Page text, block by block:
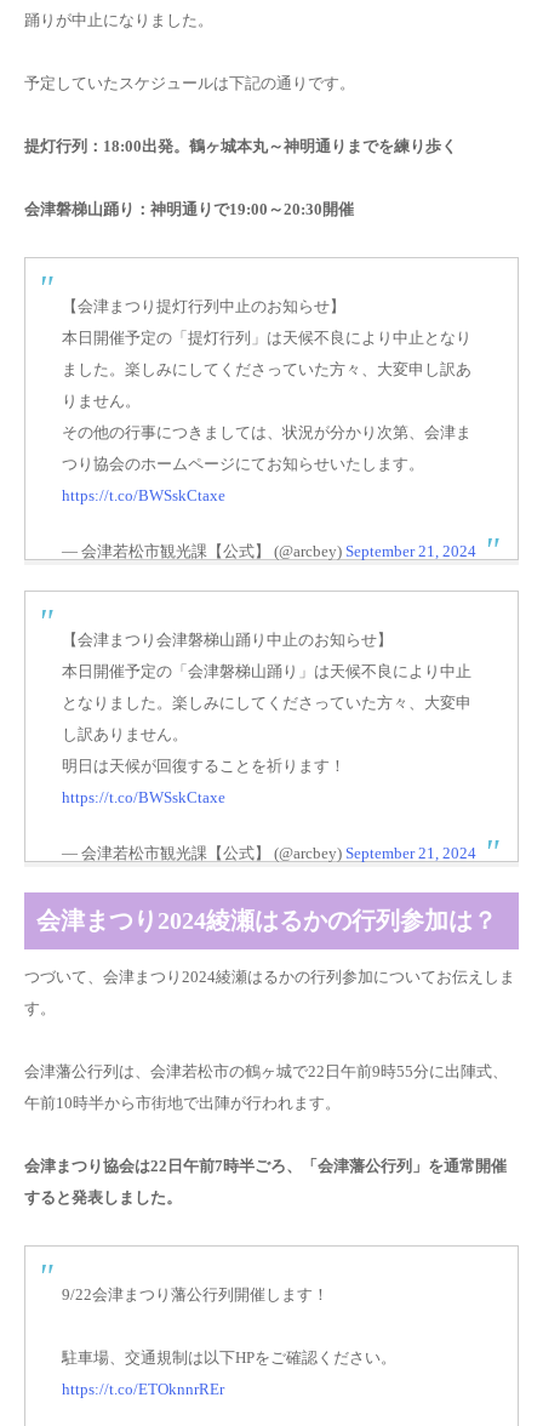
踊りが中止になりました。
予定していたスケジュールは下記の通りです。
提灯行列：18:00出発。鶴ヶ城本丸～神明通りまでを練り歩く
会津磐梯山踊り：神明通りで19:00～20:30開催
【会津まつり提灯行列中止のお知らせ】
本日開催予定の「提灯行列」は天候不良により中止となり
ました。楽しみにしてくださっていた方々、大変申し訳あ
りません。
その他の行事につきましては、状況が分かり次第、会津ま
つり協会のホームページにてお知らせいたします。
https://t.co/BWSskCtaxe
— 会津若松市観光課【公式】 (@arcbey) September 21, 2024
【会津まつり会津磐梯山踊り中止のお知らせ】
本日開催予定の「会津磐梯山踊り」は天候不良により中止
となりました。楽しみにしてくださっていた方々、大変申
し訳ありません。
明日は天候が回復することを祈ります！
https://t.co/BWSskCtaxe
— 会津若松市観光課【公式】 (@arcbey) September 21, 2024
会津まつり2024綾瀬はるかの行列参加は？
つづいて、会津まつり2024綾瀬はるかの行列参加についてお伝えしま
す。
会津藩公行列は、会津若松市の鶴ヶ城で22日午前9時55分に出陣式、
午前10時半から市街地で出陣が行われます。
会津まつり協会は22日午前7時半ごろ、「会津藩公行列」を通常開催
すると発表しました。
9/22会津まつり藩公行列開催します！
駐車場、交通規制は以下HPをご確認ください。
https://t.co/ETOknnrREr